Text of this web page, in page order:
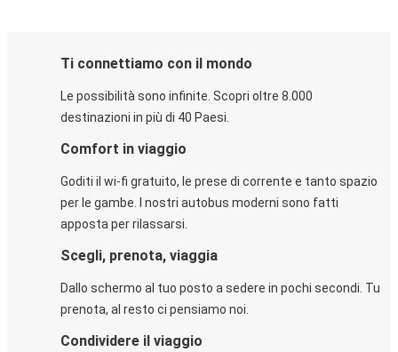
Ti connettiamo con il mondo
Le possibilità sono infinite. Scopri oltre 8.000
destinazioni in più di 40 Paesi.
Comfort in viaggio
Goditi il wi-fi gratuito, le prese di corrente e tanto spazio
per le gambe. I nostri autobus moderni sono fatti
apposta per rilassarsi.
Scegli, prenota, viaggia
Dallo schermo al tuo posto a sedere in pochi secondi. Tu
prenota, al resto ci pensiamo noi.
Condividere il viaggio